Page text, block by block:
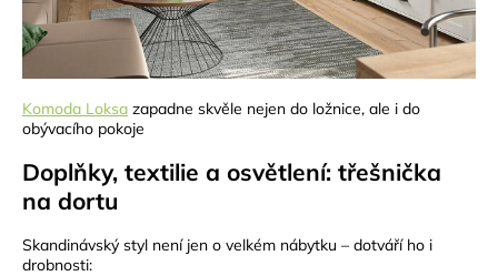
Komoda Loksa zapadne skvěle nejen do ložnice, ale i do
obývacího pokoje
Doplňky, textilie a osvětlení: třešnička
na dortu
Skandinávský styl není jen o velkém nábytku – dotváří ho i
drobnosti: